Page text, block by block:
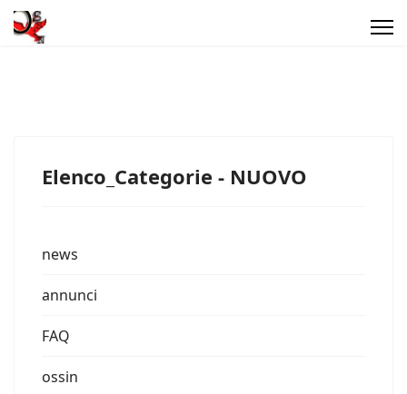
Elenco_Categorie - NUOVO
news
annunci
FAQ
ossin